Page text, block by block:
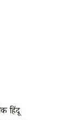
हिंदू